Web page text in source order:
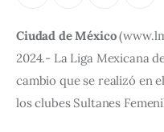
Ciudad de México
2024.- La Liga Mexicana
cambio que se realizó en
los clubes Sultanes